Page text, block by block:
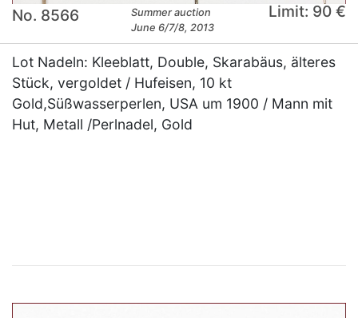
No. 8566
Summer auction
June 6/7/8, 2013
Limit: 90 €
Lot Nadeln: Kleeblatt, Double, Skarabäus, älteres
Stück, vergoldet / Hufeisen, 10 kt
Gold,Süßwasserperlen, USA um 1900 / Mann mit
Hut, Metall /Perlnadel, Gold